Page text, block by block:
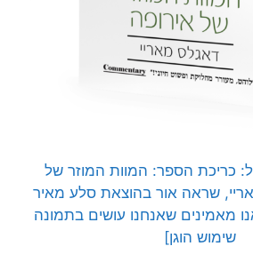
כריכת הספר: המוות המוזר של
שראה אור בהוצאת סלע מאיר
2019, אנו מאמינים שאנחנו עושים בתמונה
שימוש הוגן]